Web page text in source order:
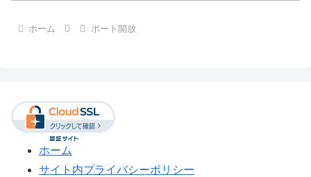
ホーム ポート開放
ホーム
サイト内プライバシーポリシー